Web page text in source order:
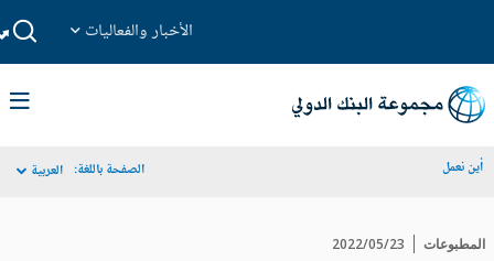
الأخبار والفعاليات
أين نعمل الصفحة باللغة: العربية
المطبوعات 2022/05/23